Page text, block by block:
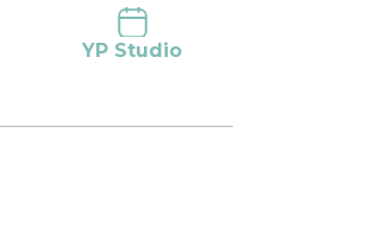
YP Studio